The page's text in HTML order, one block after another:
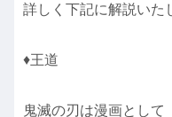
詳しく下記に解説いた
♦王道
鬼滅の刃は漫画として